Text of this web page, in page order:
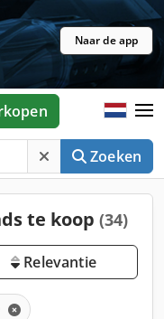
Naar de app
Zoeken
te koop (34)
Relevantie